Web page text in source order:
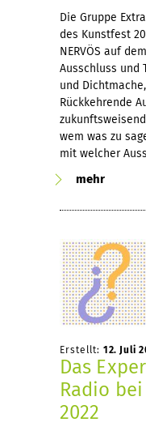
Die Gruppe
des Kunstfest
NERVÖS auf
Ausschluss und
und
Rückkehrende
wem was zu
mit welcher
mehr
Erstellt: 12. Juli
Das
Radio
2022